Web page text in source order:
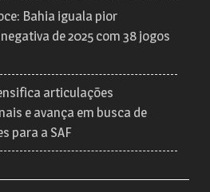
Bahia iguala pior
de 2025 com 38 jogos
articulações
e avança em busca de
para a SAF